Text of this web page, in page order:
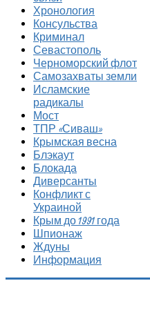
Хронология
Консульства
Криминал
Севастополь
Черноморский флот
Самозахваты земли
Исламские
радикалы
Мост
ТПР «Сиваш»
Крымская весна
Блэкаут
Блокада
Диверсанты
Конфликт с
Украиной
Крым до 1991 года
Шпионаж
Ждуны
Информация